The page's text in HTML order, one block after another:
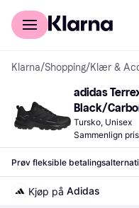
For kunder
Klarna/Shopping/Klær &
adidas
Black/
Tursko, Unisex
Sammenlign
Prøv fleksible
Kjøp på Adidas